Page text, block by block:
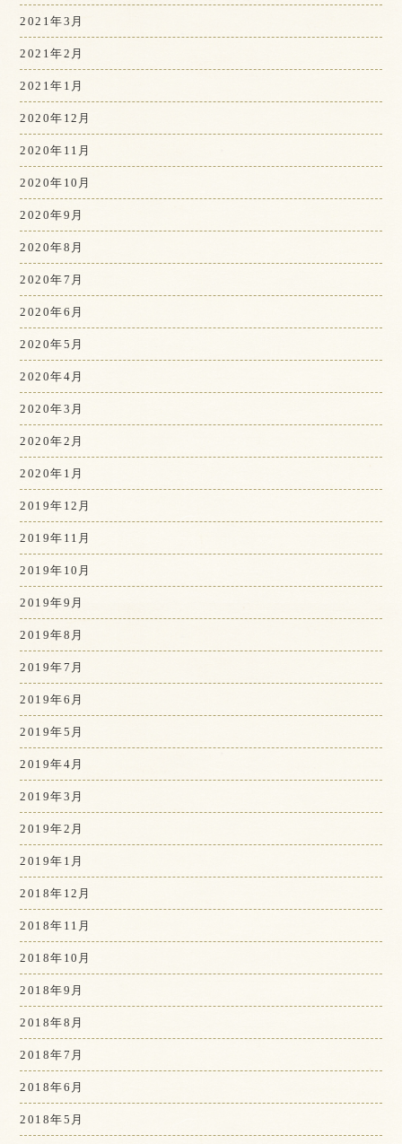
2021年3月
2021年2月
2021年1月
2020年12月
2020年11月
2020年10月
2020年9月
2020年8月
2020年7月
2020年6月
2020年5月
2020年4月
2020年3月
2020年2月
2020年1月
2019年12月
2019年11月
2019年10月
2019年9月
2019年8月
2019年7月
2019年6月
2019年5月
2019年4月
2019年3月
2019年2月
2019年1月
2018年12月
2018年11月
2018年10月
2018年9月
2018年8月
2018年7月
2018年6月
2018年5月